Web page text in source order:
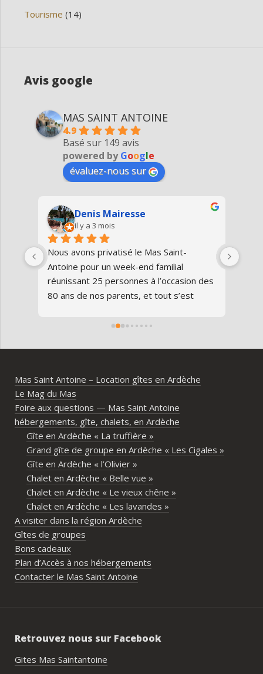
Tourisme (14)
Avis google
MAS SAINT ANTOINE
4.9
Basé sur 149 avis
powered byGoogle
évaluez-nous sur
Denis Mairesse
il y a 3 mois
Nous avons privatisé le Mas Saint-
Antoine pour un week-end familial
réunissant 25 personnes à l’occasion des
80 ans de nos parents, et tout s’est
domaine est superbe, très bien
différents gîtes permettent à chacun
d’avoir son espace tout en gardant un
vrai lieu de rassemblement pour
partager les repas et les activités.Un
immense merci également aux
propriétaires pour leur disponibilité, leur
écoute et leur gentillesse tout au long de
l’organisation. Nous avons été très bien
accompagnés avant le week-end avec de
nombreux conseils utiles, aussi bien pour
les prestataires que pour l’organisation
générale de l’événement.Tout a été
simple, fluide et agréable. Les
recommandations données sur place
étaient excellentes et nous ont permis
piscine, nature, tranquillité, nombreux
hébergements et beaucoup d’activités à
Mas Saint Antoine – Location gîtes en Ardèche
Le Mag du Mas
Foire aux questions — Mas Saint Antoine
hébergements, gîte, chalets, en Ardèche
Gîte en Ardèche « La truffière »
Grand gîte de groupe en Ardèche « Les Cigales »
Gîte en Ardèche « l’Olivier »
Chalet en Ardèche « Belle vue »
Chalet en Ardèche « Le vieux chêne »
Chalet en Ardèche « Les lavandes »
A visiter dans la région Ardèche
Gîtes de groupes
Bons cadeaux
Plan d’Accès à nos hébergements
Contacter le Mas Saint Antoine
Retrouvez nous sur Facebook
Gites Mas Saintantoine